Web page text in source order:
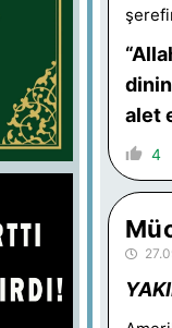
alet
4